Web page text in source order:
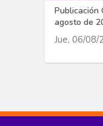
Publicación
agosto de
Jue, 06/08/